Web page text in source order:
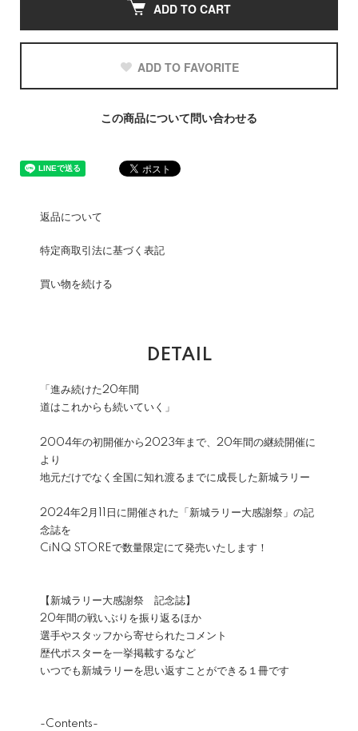
ADD TO CART
ADD TO FAVORITE
この商品について問い合わせる
返品について
特定商取引法に基づく表記
買い物を続ける
DETAIL
「進み続けた20年間
道はこれからも続いていく」
2004年の初開催から2023年まで、20年間の継続開催に
より
地元だけでなく全国に知れ渡るまでに成長した新城ラリー
2024年2月11日に開催された「新城ラリー大感謝祭」の記
念誌を
CiNQ STOREで数量限定にて発売いたします！
【新城ラリー大感謝祭 記念誌】
20年間の戦いぶりを振り返るほか
選手やスタッフから寄せられたコメント
歴代ポスターを一挙掲載するなど
いつでも新城ラリーを思い返すことができる１冊です
-Contents-